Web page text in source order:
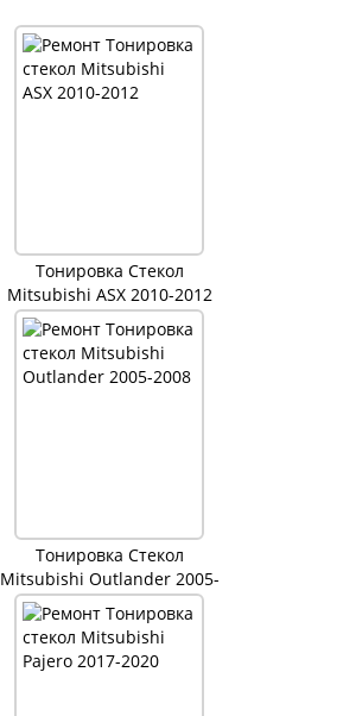
Тонировка Стекол
Mitsubishi ASX 2010-2012
Тонировка Стекол
Mitsubishi Outlander 2005-
2008